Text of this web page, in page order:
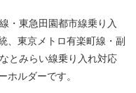
・東急田園都市線乗り入
、東京メトロ有楽町線・副
とみらい線乗り入れ対応
ホルダーです。